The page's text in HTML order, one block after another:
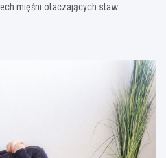
mięśni otaczających staw…